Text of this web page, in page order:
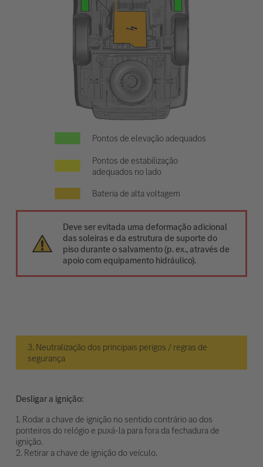
Pontos de elevação adequados
Pontos de estabilização
adequados no lado
Bateria de alta voltagem
Deve ser evitada uma deformação adicional
das soleiras e da estrutura de suporte do
piso durante o salvamento (p. ex., através de
apoio com equipamento hidráulico).
3. Neutralização dos principais perigos / regras de
segurança
Desligar a ignição:
1. Rodar a chave de ignição no sentido contrário ao dos
ponteiros do relógio e puxá-la para fora da fechadura de
ignição.
2. Retirar a chave de ignição do veículo.